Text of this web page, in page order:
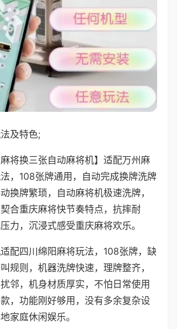
及特色;
麻将换三张自动麻将机】适配万州麻
，108张牌通用，自动完成换牌洗牌
换牌繁琐，自动麻将机极速洗牌，
合重庆麻将快节奏特点，抗摔耐
力，沉浸式感受重庆麻将欢乐。
配四川绵阳麻将玩法，108张牌，缺
规则，机器洗牌快速，理牌整齐，
邻，机身材质厚实，不怕日常使用
，功能刚好够用，没有多余复杂设
家庭休闲娱乐。